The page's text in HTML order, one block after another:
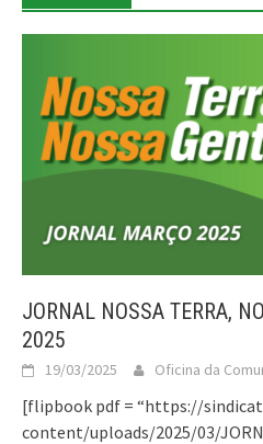
JORNAL NOSSA TERRA,
2025
19/03/2025 Oficina da
[flipbook pdf = “https://
content/uploads/2025/03/